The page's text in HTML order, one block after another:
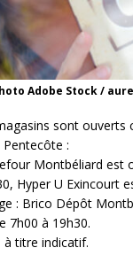
Adobe Stock /
sont
:
Montbéliard
Hyper U Exincourt
: Brico Dépôt
7h00 à 19h30.
titre indicatif.